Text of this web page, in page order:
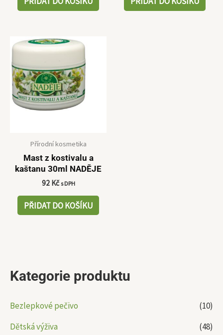
Kategorie produktu
Bezlepkové pečivo
(10)
Dětská výživa
(48)
Přírodní kosmetika
Mast z kostivalu a
kaštanu 30ml NADĚJE
92 Kč s DPH
PŘIDAT DO KOŠÍKU